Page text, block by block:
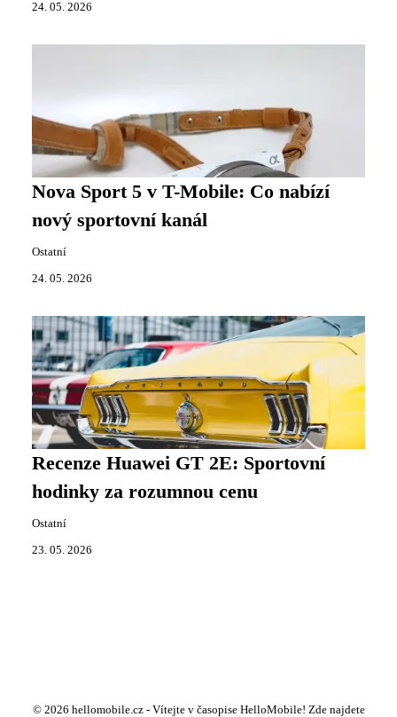
24. 05. 2026
Nova Sport 5 v T-Mobile: Co nabízí
nový sportovní kanál
Ostatní
24. 05. 2026
Recenze Huawei GT 2E: Sportovní
hodinky za rozumnou cenu
Ostatní
23. 05. 2026
© 2026 hellomobile.cz - Vítejte v časopise HelloMobile! Zde najdete